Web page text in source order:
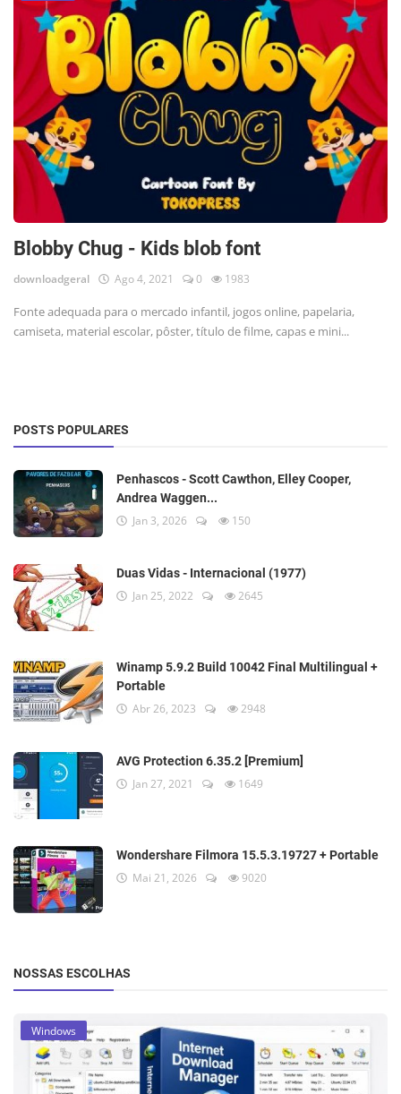
Blobby Chug - Kids blob font
downloadgeral Ago 4, 2021 0 1983
Fonte adequada para o mercado infantil, jogos online, papelaria,
camiseta, material escolar, pôster, título de filme, capas e mini...
POSTS POPULARES
Penhascos - Scott Cawthon, Elley Cooper,
Andrea Waggen...
Jan 3, 2026 150
Duas Vidas - Internacional (1977)
Jan 25, 2022 2645
Winamp 5.9.2 Build 10042 Final Multilingual +
Portable
Abr 26, 2023 2948
AVG Protection 6.35.2 [Premium]
Jan 27, 2021 1649
Wondershare Filmora 15.5.3.19727 + Portable
Mai 21, 2026 9020
NOSSAS ESCOLHAS
Windows